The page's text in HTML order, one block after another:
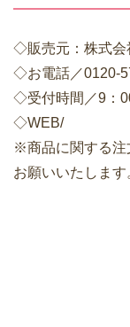
◇販売元：株式会
◇お電話／0120-
◇受付時間／9：
◇WEB/
※商品に関する注
お願いいたします